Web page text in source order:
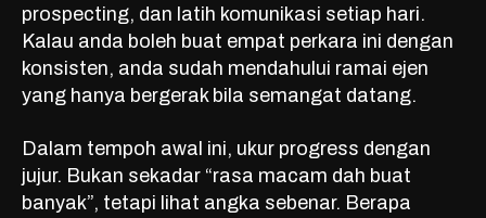
prospecting, dan latih komunikasi setiap hari.
Kalau anda boleh buat empat perkara ini dengan
konsisten, anda sudah mendahului ramai ejen
yang hanya bergerak bila semangat datang.
Dalam tempoh awal ini, ukur progress dengan
jujur. Bukan sekadar “rasa macam dah buat
banyak”, tetapi lihat angka sebenar. Berapa